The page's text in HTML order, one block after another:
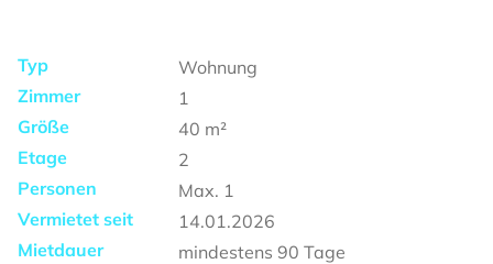
Typ
Wohnung
Zimmer
1
Größe
40 m²
Etage
2
Personen
Max. 1
Vermietet seit
14.01.2026
Mietdauer
mindestens 90 Tage